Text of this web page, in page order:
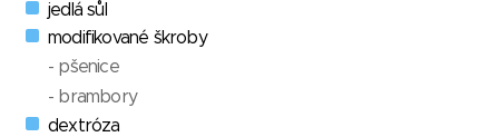
jedlá sůl
modifikované škroby
- pšenice
- brambory
dextróza